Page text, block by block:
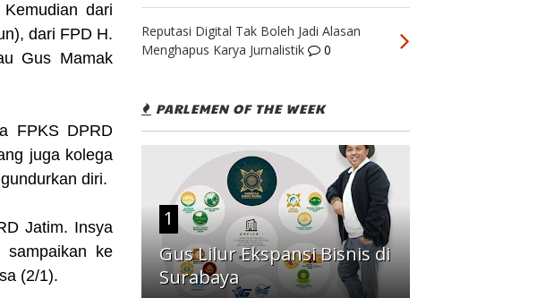
dari
dari FPD H.
Gus Mamak
FPKS DPRD
juga kolega
diri.
Jatim. Insya
ke
(2/1).‎
Reputasi Digital Tak Boleh Jadi Alasan
Menghapus Karya Jurnalistik
0
PARLEMEN OF THE WEEK
1
Gus Lilur Ekspansi Bisnis di
Surabaya